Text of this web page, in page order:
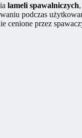
lameli spawalniczych
podczas
cenione przez